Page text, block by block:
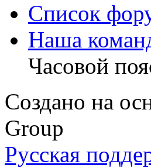
Список
Наша
Часовой
Создано на
Group
Русская